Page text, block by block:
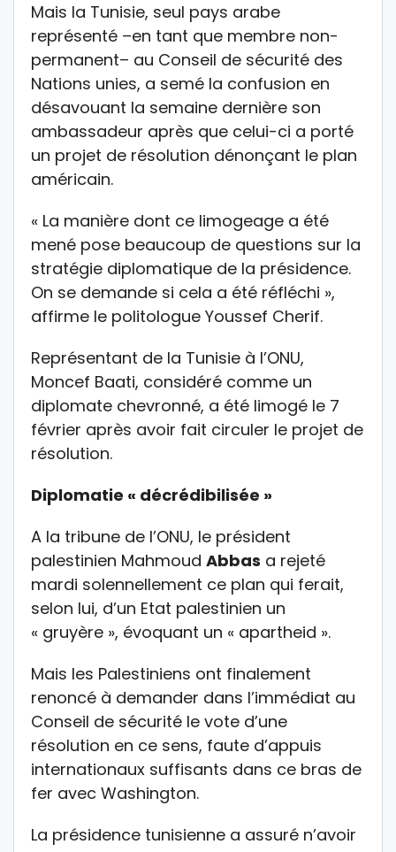
Mais la Tunisie, seul pays arabe
représenté –en tant que membre non-
permanent– au Conseil de sécurité des
Nations unies, a semé la confusion en
désavouant la semaine dernière son
ambassadeur après que celui-ci a porté
un projet de résolution dénonçant le plan
américain.
« La manière dont ce limogeage a été
mené pose beaucoup de questions sur la
stratégie diplomatique de la présidence.
On se demande si cela a été réfléchi »,
affirme le politologue Youssef Cherif.
Représentant de la Tunisie à l’ONU,
Moncef Baati, considéré comme un
diplomate chevronné, a été limogé le 7
février après avoir fait circuler le projet de
résolution.
Diplomatie « décrédibilisée »
A la tribune de l’ONU, le président
palestinien Mahmoud Abbas a rejeté
mardi solennellement ce plan qui ferait,
selon lui, d’un Etat palestinien un
« gruyère », évoquant un « apartheid ».
Mais les Palestiniens ont finalement
renoncé à demander dans l’immédiat au
Conseil de sécurité le vote d’une
résolution en ce sens, faute d’appuis
internationaux suffisants dans ce bras de
fer avec Washington.
La présidence tunisienne a assuré n’avoir